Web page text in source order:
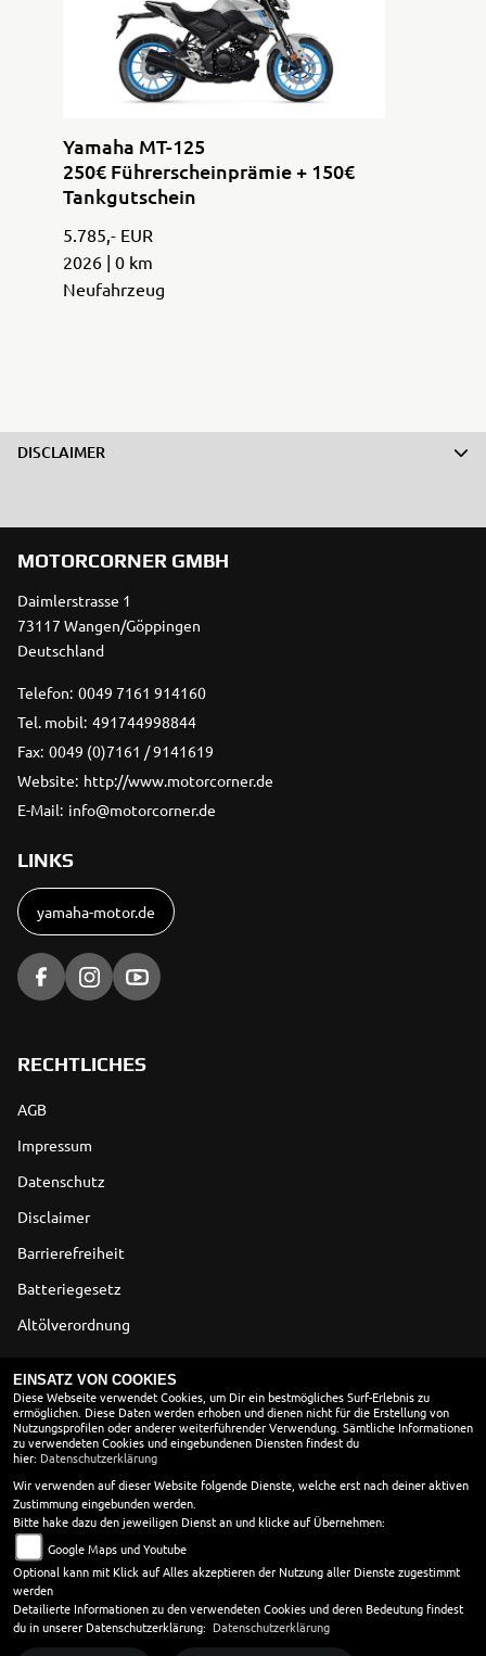
Yamaha MT-125
250€ Führerscheinprämie + 150€
Tankgutschein
5.785,- EUR
2026 | 0 km
Neufahrzeug
DISCLAIMER
MOTORCORNER GMBH
Daimlerstrasse 1
73117 Wangen/Göppingen
Deutschland
Telefon: 0049 7161 914160
Tel. mobil: 491744998844
Fax: 0049 (0)7161 / 9141619
Website: http://www.motorcorner.de
E-Mail: info@motorcorner.de
LINKS
yamaha-motor.de
RECHTLICHES
AGB
Impressum
Datenschutz
Disclaimer
Barrierefreiheit
Batteriegesetz
Altölverordnung
ÖFFNUNGSZEITEN
SOMMERÖFFNUNGSZEITEN
Montag:
09:00 - 12:00 und 13:30 - 18:00
Dienstag:
09:00 - 12:00 und 13:30 - 18:00
Mittwoch:
13:30 - 18:00
Donnerstag:
09:00 - 12:00 und 13:30 - 18:00
Freitag:
09:00 - 12:00 und 13:30 - 18:00
Samstag:
09:00 - 13:30
Sonntag:
geschlossen
EINSATZ VON COOKIES
Diese Webseite verwendet Cookies, um Dir ein bestmögliches Surf-Erlebnis zu
ermöglichen. Diese Daten werden erhoben und dienen nicht für die Erstellung von
Nutzungsprofilen oder anderer weiterführender Verwendung. Sämtliche Informationen
zu verwendeten Cookies und eingebundenen Diensten findest du
hier: Datenschutzerklärung
Wir verwenden auf dieser Website folgende Dienste, welche erst nach deiner aktiven
Zustimmung eingebunden werden.
Bitte hake dazu den jeweiligen Dienst an und klicke auf Übernehmen:
Google Maps und Youtube
Optional kann mit Klick auf Alles akzeptieren der Nutzung aller Dienste zugestimmt
werden
Detailierte Informationen zu den verwendeten Cookies und deren Bedeutung findest
du in unserer Datenschutzerklärung: Datenschutzerklärung